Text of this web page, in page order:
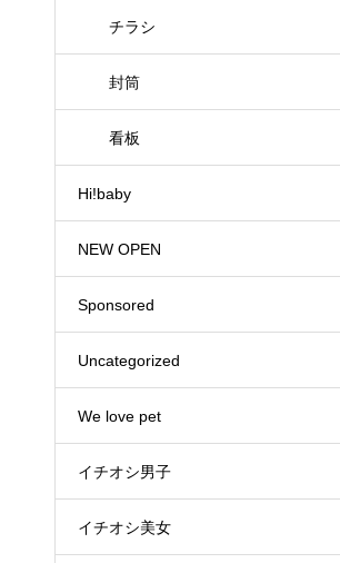
チラシ
封筒
看板
Hi!baby
NEW OPEN
Sponsored
Uncategorized
We love pet
イチオシ男子
イチオシ美女